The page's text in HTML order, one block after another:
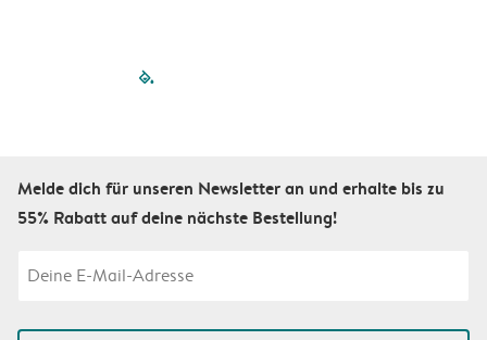
filled-pagination
Melde dich für unseren Newsletter an und erhalte bis zu
55% Rabatt auf deine nächste Bestellung!